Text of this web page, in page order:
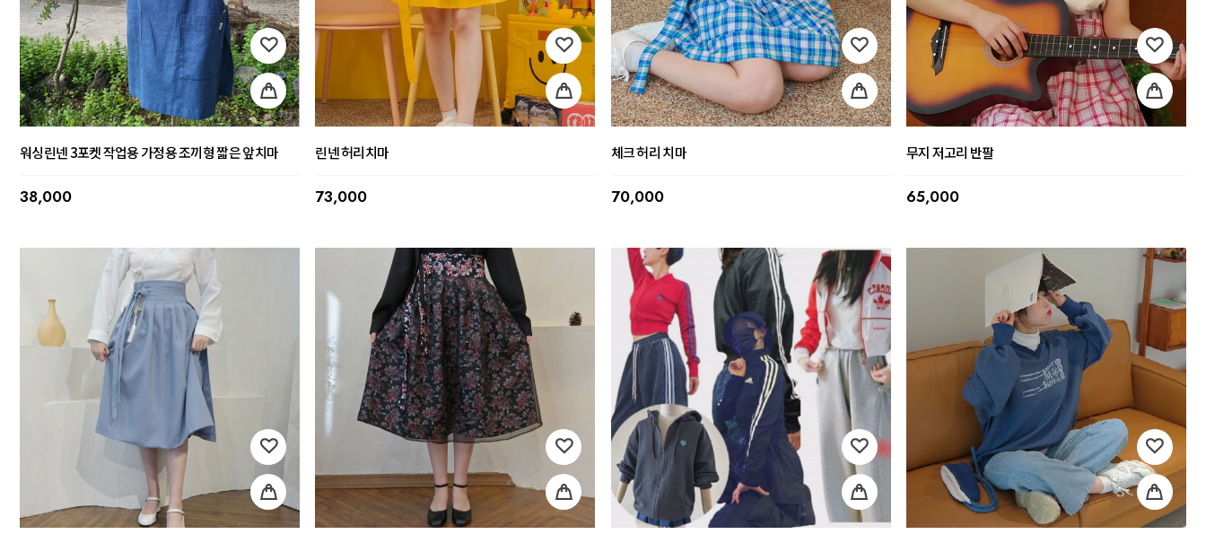
워싱린넨 3포켓 작업용 가정용 조끼형 짧은 앞치마
38,000
린넨 허리치마
73,000
체크 허리 치마
70,000
무지 저고리 반팔
65,000